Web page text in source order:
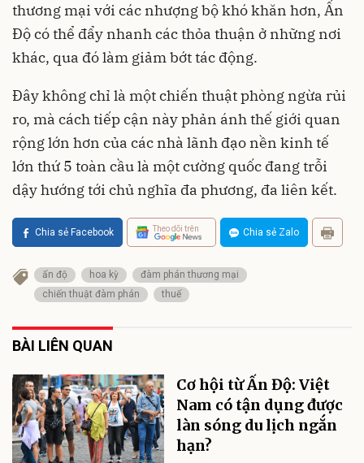
thương mại với các nhượng bộ khó khăn hơn, Ấn
Độ có thể đẩy nhanh các thỏa thuận ở những nơi
khác, qua đó làm giảm bớt tác động.
Đây không chỉ là một chiến thuật phòng ngừa rủi
ro, mà cách tiếp cận này phản ánh thế giới quan
rộng lớn hơn của các nhà lãnh đạo nền kinh tế
lớn thứ 5 toàn cầu là một cường quốc đang trỗi
dậy hướng tới chủ nghĩa đa phương, đa liên kết.
Chia sẻ Facebook Theo dõi trên Chia sẻ Zalo
ấn độ hoa kỳ
đàm phán thương mại
chiến thuật đàm phán
thuế
BÀI LIÊN QUAN
Cơ hội từ Ấn Độ: Việt
Nam có tận dụng được
làn sóng du lịch ngắn
hạn?